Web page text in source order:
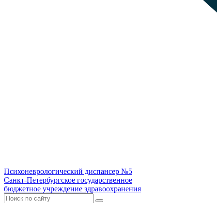
Психоневрологический диспансер №5
Санкт-Петербургское государственное
бюджетное учреждение здравоохранения